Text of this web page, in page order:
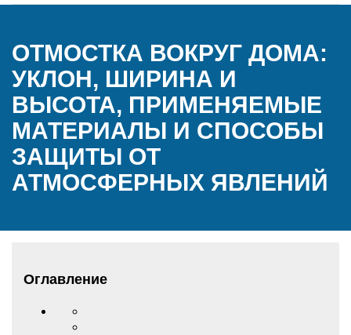
ОТМОСТКА ВОКРУГ ДОМА:
УКЛОН, ШИРИНА И
ВЫСОТА, ПРИМЕНЯЕМЫЕ
МАТЕРИАЛЫ И СПОСОБЫ
ЗАЩИТЫ ОТ
АТМОСФЕРНЫХ ЯВЛЕНИЙ
Оглавление